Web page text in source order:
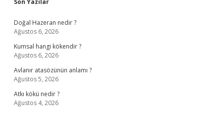
Sidebar
Son Yazılar
Doğal Hazeran nedir ?
Ağustos 6, 2026
Kumsal hangi kökendir ?
Ağustos 6, 2026
Avlanır atasözünün anlamı ?
Ağustos 5, 2026
Atkı kökü nedir ?
Ağustos 4, 2026